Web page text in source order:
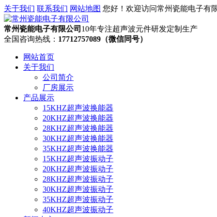
关于我们 联系我们 网站地图 您好！欢迎访问常州瓷能电子有
常州瓷能电子有限公司 10年专注超声波元件研发定制生产
全国咨询热线： 17712757089（微信同号）
网站首页
关于我们
公司简介
厂房展示
产品展示
15KHZ超声波换能器
20KHZ超声波换能器
28KHZ超声波换能器
30KHZ超声波换能器
35KHZ超声波换能器
15KHZ超声波振动子
20KHZ超声波振动子
28KHZ超声波振动子
30KHZ超声波振动子
35KHZ超声波振动子
40KHZ超声波振动子